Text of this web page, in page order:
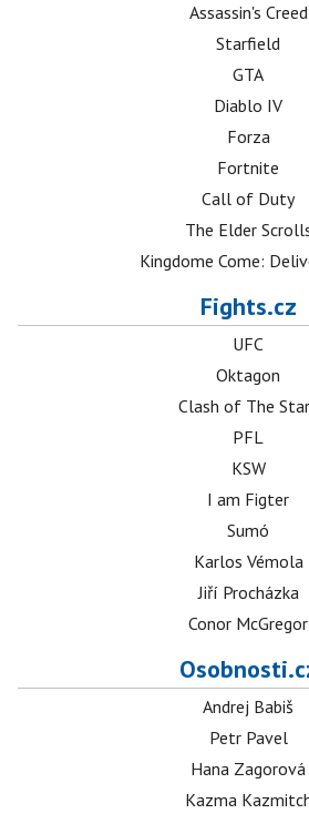
Assassin's Creed
Starfield
GTA
Diablo IV
Forza
Fortnite
Call of Duty
The Elder
Kingdome Come:
Fights.cz
UFC
Oktagon
Clash of The
PFL
KSW
I am Figter
Sumó
Karlos Vémola
Jiří Procházka
Conor McGregor
Andrej Babiš
Petr Pavel
Hana Zagorová
Kazma